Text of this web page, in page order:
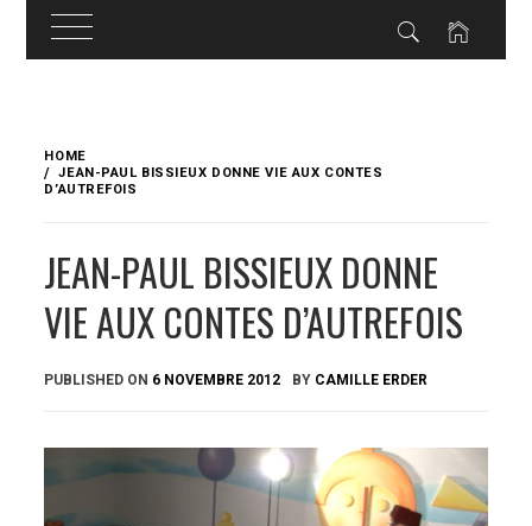
content
HOME
JEAN-PAUL BISSIEUX DONNE VIE AUX CONTES
D’AUTREFOIS
JEAN-PAUL BISSIEUX DONNE
VIE AUX CONTES D’AUTREFOIS
PUBLISHED ON 6 NOVEMBRE 2012 BY CAMILLE ERDER